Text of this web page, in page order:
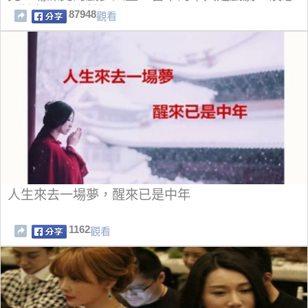
到她年輕時竟然還....
87948觀看
人生來去一場夢，醒來已是中年
1162觀看